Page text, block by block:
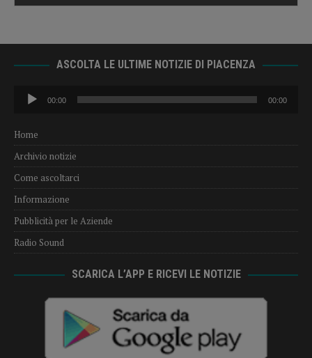
ASCOLTA LE ULTIME NOTIZIE DI PIACENZA
Audio
Player
00:00 00:00
Home
Archivio notizie
Come ascoltarci
Informazione
Pubblicità per le Aziende
Radio Sound
SCARICA L’APP E RICEVI LE NOTIZIE